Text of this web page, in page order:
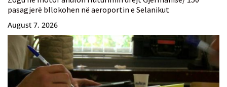
pasagjerë bllokohen në aeroportin e Selanikut
August 7, 2026